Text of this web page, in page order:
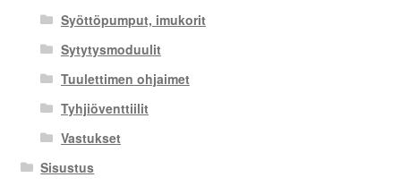
Syöttöpumput, imukorit
Sytytysmoduulit
Tuulettimen ohjaimet
Tyhjiöventtiilit
Vastukset
Sisustus